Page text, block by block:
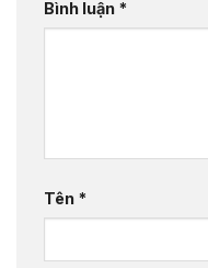
Bình luận *
Tên *